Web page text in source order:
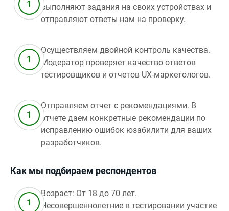
выполняют задания на своих устройствах и
отправляют ответы нам на проверку.
Осуществляем двойной контроль качества.
Модератор проверяет качество ответов
тестировщиков и отчетов UX-маркетологов.
Отправляем отчет с рекомендациями. В
отчете даем конкретные рекомендации по
исправлению ошибок юзабилити для ваших
разработчиков.
Как мы подбираем респондентов
Возраст: От 18 до 70 лет.
Несовершеннолетние в тестировании участие